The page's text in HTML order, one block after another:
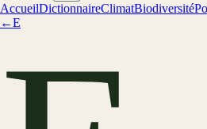
AccueilDictionnaireClimatBiodiversité
←E